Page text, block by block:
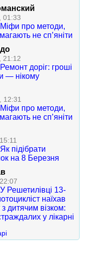
01:33
Міфи про методи,
не сп’яніти
21:12
Ремонт доріг: гроші
— нікому
12:31
Міфи про методи,
не сп’яніти
Як підібрати
на 8 Березня
У Решетилівці 13-
наїхав
з дитячим візком:
у лікарні